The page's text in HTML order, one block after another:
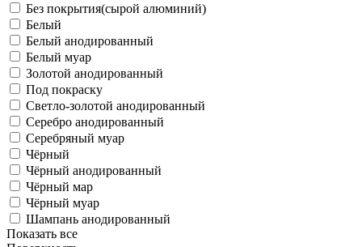
Без покрытия(сырой алюминий)
Белый
Белый анодированный
Белый муар
Золотой анодированный
Под покраску
Светло-золотой анодированный
Серебро анодированный
Серебряный муар
Чёрный
Чёрный анодированный
Чёрный мар
Чёрный муар
Шампань анодированный
Показать все